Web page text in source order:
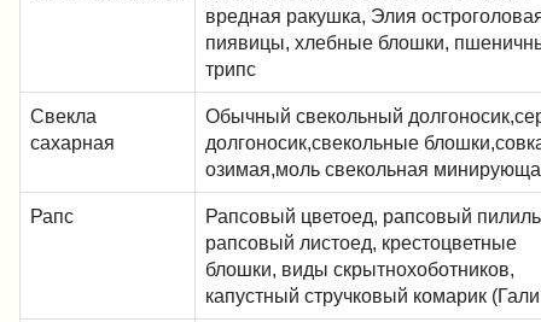
вредная ракушка, Элия
пиявицы, хлебные блошки,
трипс
Свекла
сахарная
Обычный свекольный
долгоносик,свекольные
озимая,моль свекольная
Рапс
Рапсовый цветоед, рапсовый
рапсовый листоед, крестоцветные
блошки, виды скрытнохоботников,
капустный стручковый комарик